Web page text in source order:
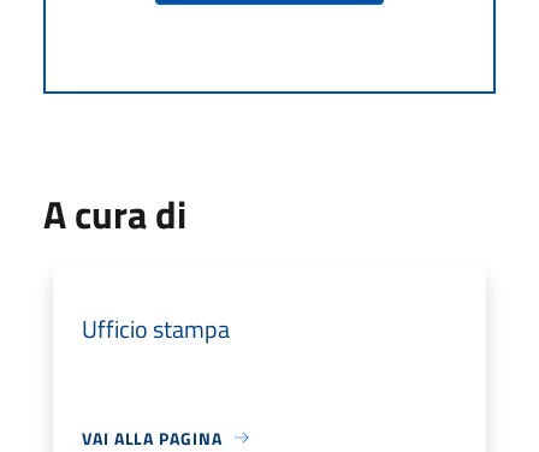
A cura di
Ufficio stampa
VAI ALLA PAGINA